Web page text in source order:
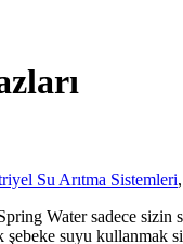
Su Arıtma Sistemleri,
Water sadece sizin
suyu